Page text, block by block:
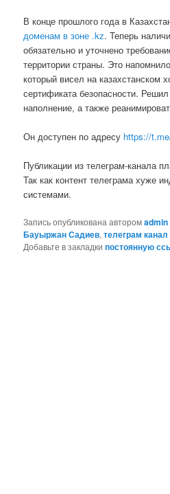
В конце прошлого года в
доменам в зоне .kz. Теперь
обязательно и уточнено
территории страны. Это
который висел на казахстанском
сертификата безопасности. Решил
наполнение, а также
Он доступен по адресу https://
Публикации из телеграм-канала
Так как контент телеграма хуже
системами.
Запись опубликована авторомadmin
Бауыржан Садиев,телеграм
Добавьте в закладкипостоянную